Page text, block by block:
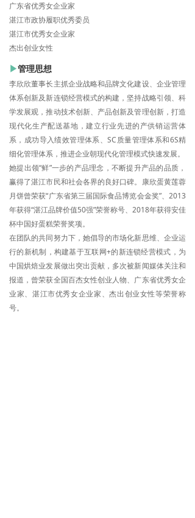
广东省优秀女企业家
湛江市政协履职优秀委员
湛江市优秀女企业家
杰出创业女性
▶管理思想
李欣欣董事长主抓企业战略和品牌文化建设、企业管理
体系创新及新连锁经营模式的构建，坚持战略引领、科
学发展观，推动技术创新、产品创新及管理创新，打造
现代化生产配送基地，建立行业先进的产供销运营体
系，成功导入绩效管理体系、SC质量管理体系和6S精
细化管理体系，推进企业朝现代化管理模式快速发展。
她提出领“鲜”一步的产品理念，不断提升产品的品质，
赢得了湛江市民和社会各界的良好口碑。康欣蛋黄莲蓉
月饼曾荣获“广东省第三届国际食品博览会金奖”、2013
年获得“湛江品牌价值50强”荣誉称号、2018年获得安佳
杯中国好蛋糕荣誉奖项。
在团队的共同努力下，她倡导的市场化新思维、企业运
行的新机制，构建基于互联网+的新连锁经营模式，为
中国烘焙业发展做出突出贡献，多次被新闻媒体关注和
报道，曾荣获全国百杰女性创业人物、广东省优秀女企
业家、湛江市优秀女企业家、杰出创业女性等荣誉称
号。